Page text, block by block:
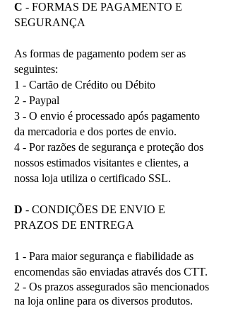
C - FORMAS DE PAGAMENTO E
SEGURANÇA
As formas de pagamento podem ser as
seguintes:
1 - Cartão de Crédito ou Débito
2 - Paypal
3 - O envio é processado após pagamento
da mercadoria e dos portes de envio.
4 - Por razões de segurança e proteção dos
nossos estimados visitantes e clientes, a
nossa loja utiliza o certificado SSL.
D - CONDIÇÕES DE ENVIO E
PRAZOS DE ENTREGA
1 - Para maior segurança e fiabilidade as
encomendas são enviadas através dos CTT.
2 - Os prazos assegurados são mencionados
na loja online para os diversos produtos.